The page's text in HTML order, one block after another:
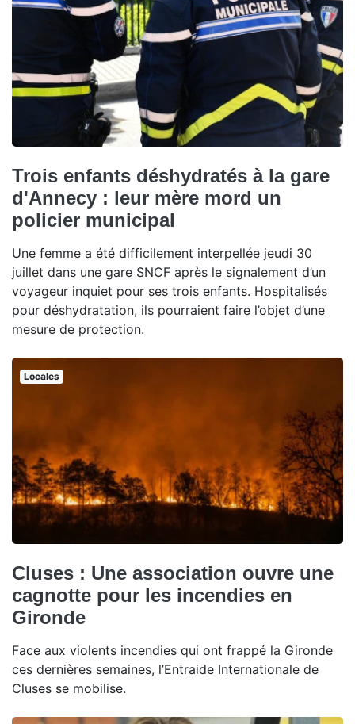
Trois enfants déshydratés à la gare
d'Annecy : leur mère mord un
policier municipal
Une femme a été difficilement interpellée jeudi 30
juillet dans une gare SNCF après le signalement d’un
voyageur inquiet pour ses trois enfants. Hospitalisés
pour déshydratation, ils pourraient faire l’objet d’une
mesure de protection.
Locales
Cluses : Une association ouvre une
cagnotte pour les incendies en
Gironde
Face aux violents incendies qui ont frappé la Gironde
ces dernières semaines, l’Entraide Internationale de
Cluses se mobilise.